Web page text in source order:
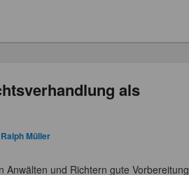
als
Ralph Müller
Anwälten und Richtern gute Vorbereitung